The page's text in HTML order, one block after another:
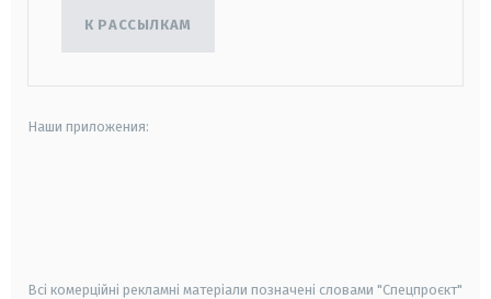
К РАССЫЛКАМ
Наши приложения:
Всі комерційні рекламні матеріали позначені словами "Спецпроєкт"